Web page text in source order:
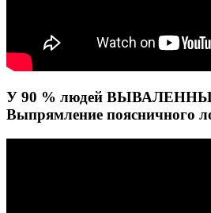
У 90 % людей
Выпрямление поясничного